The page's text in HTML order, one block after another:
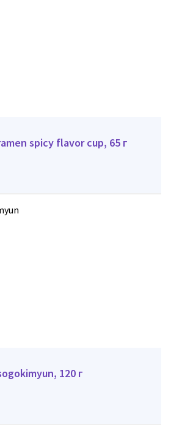
spicy flavor cup, 65 г
120 г